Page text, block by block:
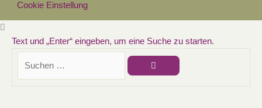
Cookie Einstellung
Text und „Enter“ eingeben, um eine Suche zu starten.